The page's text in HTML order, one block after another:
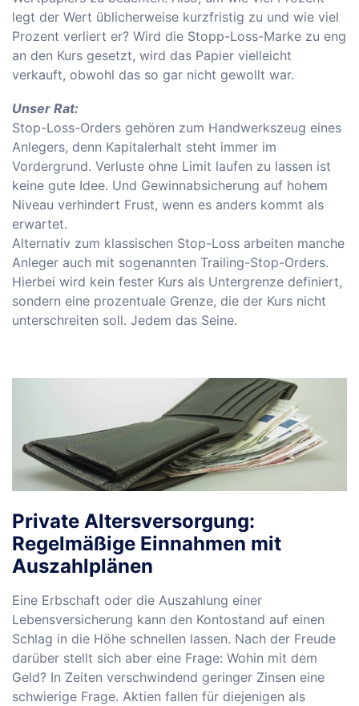
legt der Wert üblicherweise kurzfristig zu und wie viel
Prozent verliert er? Wird die Stopp-Loss-Marke zu eng
an den Kurs gesetzt, wird das Papier vielleicht
verkauft, obwohl das so gar nicht gewollt war.
Unser Rat:
Stop-Loss-Orders gehören zum Handwerkszeug eines
Anlegers, denn Kapitalerhalt steht immer im
Vordergrund. Verluste ohne Limit laufen zu lassen ist
keine gute Idee. Und Gewinnabsicherung auf hohem
Niveau verhindert Frust, wenn es anders kommt als
erwartet.
Alternativ zum klassischen Stop-Loss arbeiten manche
Anleger auch mit sogenannten Trailing-Stop-Orders.
Hierbei wird kein fester Kurs als Untergrenze definiert,
sondern eine prozentuale Grenze, die der Kurs nicht
unterschreiten soll. Jedem das Seine.
Private Altersversorgung:
Regelmäßige Einnahmen mit
Auszahlplänen
Eine Erbschaft oder die Auszahlung einer
Lebensversicherung kann den Kontostand auf einen
Schlag in die Höhe schnellen lassen. Nach der Freude
darüber stellt sich aber eine Frage: Wohin mit dem
Geld? In Zeiten verschwindend geringer Zinsen eine
schwierige Frage. Aktien fallen für diejenigen als